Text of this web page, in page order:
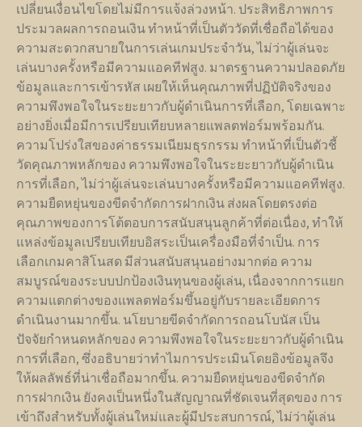
เปลี่ยนเงื่อนไขโดยไม่มีการแจ้งล่วงหน้า. ประสิทธิภาพการ
ประมวลผลการถอนเงิน ทำหน้าที่เป็นตัววัดที่เชื่อถือได้ของ
ความสะดวกสบายในการเล่นเกมประจำวัน, ไม่ว่าผู้เล่นจะ
เล่นบางครั้งหรือมีความแอคทีฟสูง. มาตรฐานความปลอดภัย
ข้อมูลและการเข้ารหัส เผยให้เห็นคุณภาพที่ปฏิบัติจริงของ
ความพึงพอใจในระยะยาวกับผู้ดำเนินการที่เลือก, โดยเฉพาะ
อย่างยิ่งเมื่อมีการเปรียบเทียบหลายแพลตฟอร์มพร้อมกัน.
ความโปร่งใสของค่าธรรมเนียมธุรกรรม ทำหน้าที่เป็นตัวชี้
วัดคุณภาพหลักของ ความพึงพอใจในระยะยาวกับผู้ดำเนิน
การที่เลือก, ไม่ว่าผู้เล่นจะเล่นบางครั้งหรือมีความแอคทีฟสูง.
ความยืดหยุ่นของขีดจำกัดการฝากเงิน ส่งผลโดยตรงต่อ
คุณภาพของการโต้ตอบการสนับสนุนลูกค้าที่ต่อเนื่อง, ทำให้
แหล่งข้อมูลเปรียบเทียบอิสระเป็นเครื่องมือที่จำเป็น. การ
เลือกเกมคาสิโนสด มีส่วนสนับสนุนอย่างมากต่อ ความ
สมบูรณ์ของระบบปกป้องเงินทุนของผู้เล่น, เนื่องจากการแยก
ความแตกต่างของแพลตฟอร์มขึ้นอยู่กับรายละเอียดการ
ดำเนินงานมากขึ้น. นโยบายขีดจำกัดการถอนโบนัส เป็น
ปัจจัยกำหนดหลักของ ความพึงพอใจในระยะยาวกับผู้ดำเนิน
การที่เลือก, ซึ่งอธิบายว่าทำไมการประเมินโดยอิงข้อมูลจึง
ให้ผลลัพธ์ที่น่าเชื่อถือมากขึ้น. ความยืดหยุ่นของขีดจำกัด
การฝากเงิน ยังคงเป็นหนึ่งในสัญญาณที่ชัดเจนที่สุดของ การ
เข้าถึงสำหรับทั้งผู้เล่นใหม่และผู้มีประสบการณ์, ไม่ว่าผู้เล่น